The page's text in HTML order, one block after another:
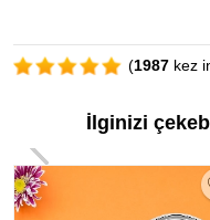
(1987 kez
İlginizi